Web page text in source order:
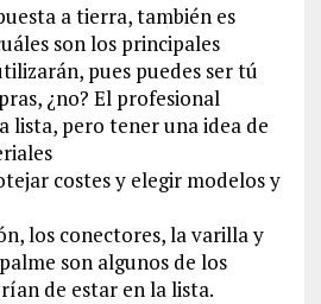
a tierra, también es
son los principales
pues puedes ser tú
¿no? El profesional
lista, pero tener una idea de
costes y elegir modelos y
los conectores, la varilla y
son algunos de los
de estar en la lista.